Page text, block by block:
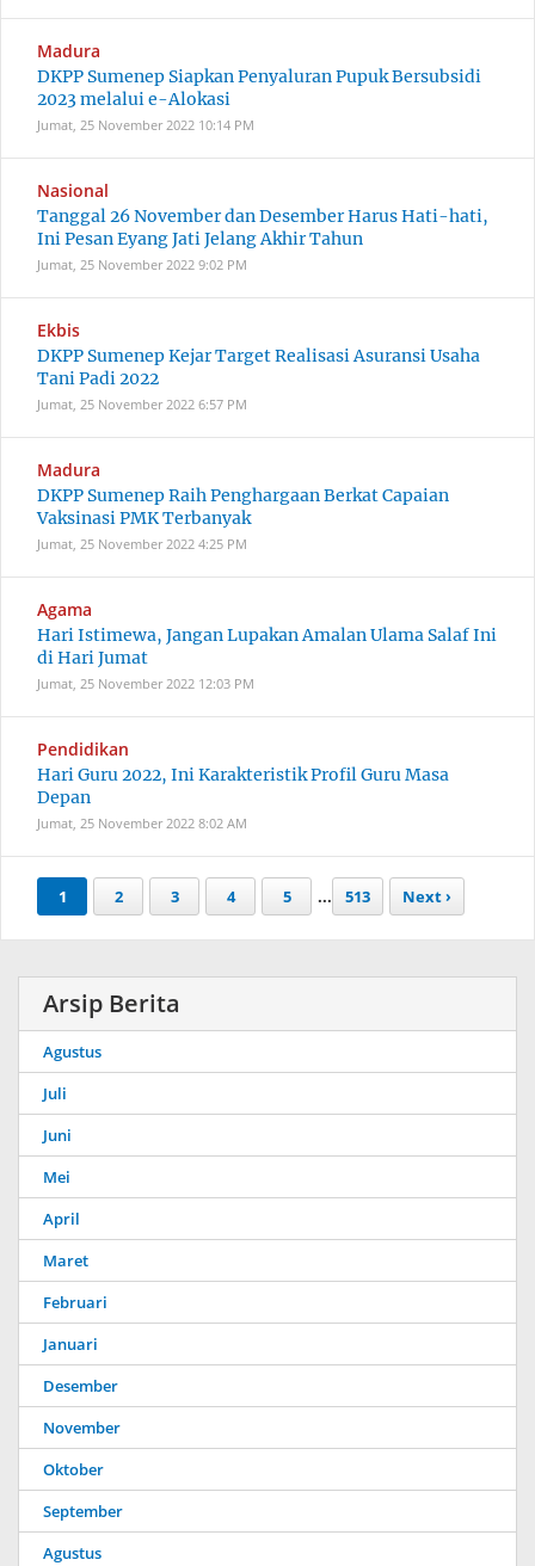
Madura
DKPP Sumenep Siapkan Penyaluran Pupuk Bersubsidi
2023 melalui e-Alokasi
Jumat, 25 November 2022 10:14 PM
Nasional
Tanggal 26 November dan Desember Harus Hati-hati,
Ini Pesan Eyang Jati Jelang Akhir Tahun
Jumat, 25 November 2022 9:02 PM
Ekbis
DKPP Sumenep Kejar Target Realisasi Asuransi Usaha
Tani Padi 2022
Jumat, 25 November 2022 6:57 PM
Madura
DKPP Sumenep Raih Penghargaan Berkat Capaian
Vaksinasi PMK Terbanyak
Jumat, 25 November 2022 4:25 PM
Agama
Hari Istimewa, Jangan Lupakan Amalan Ulama Salaf Ini
di Hari Jumat
Jumat, 25 November 2022 12:03 PM
Pendidikan
Hari Guru 2022, Ini Karakteristik Profil Guru Masa
Depan
Jumat, 25 November 2022 8:02 AM
1 2 3 4 5 ... 513 Next ›
Arsip Berita
Agustus
Juli
Juni
Mei
April
Maret
Februari
Januari
Desember
November
Oktober
September
Agustus